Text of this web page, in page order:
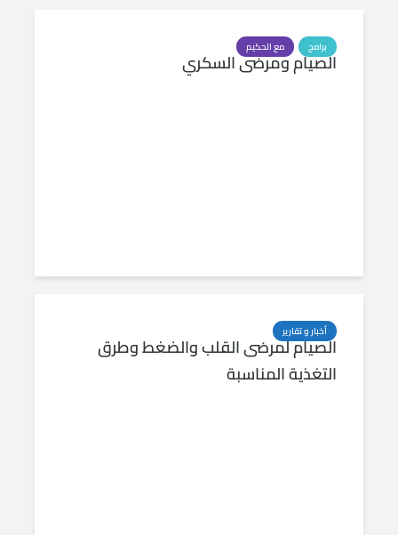
برامج مع الحكيم
الصيام ومرضى السكري
أخبار و تقارير
الصيام لمرضى القلب والضغط وطرق
التغذية المناسبة